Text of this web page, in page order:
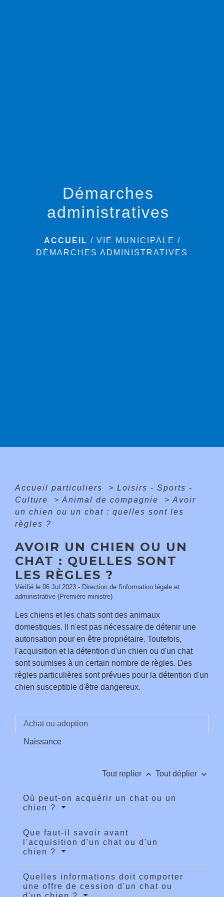
Démarches
administratives
ACCUEIL / VIE MUNICIPALE /
DÉMARCHES ADMINISTRATIVES
Accueil particuliers > Loisirs - Sports -
Culture
> Animal de compagnie > Avoir
un chien ou un chat : quelles sont les
règles ?
AVOIR UN CHIEN OU UN
CHAT : QUELLES SONT
LES RÈGLES ?
Vérifié le 06 Jul 2023 - Direction de l'information légale et
administrative (Première ministre)
Les chiens et les chats sont des animaux
domestiques. Il n'est pas nécessaire de détenir une
autorisation pour en être propriétaire. Toutefois,
l'acquisition et la détention d'un chien ou d'un chat
sont soumises à un certain nombre de règles. Des
règles particulières sont prévues pour la détention d'un
chien susceptible d'être dangereux.
Achat ou adoption
Naissance
Tout replier keyboard_arrow_up Tout déplier keyboard_arrow_down
Où peut-on acquérir un chat ou un
chien ?
Que faut-il savoir avant
l'acquisition d'un chat ou d'un
chien ?
Quelles informations doit comporter
une offre de cession d'un chat ou